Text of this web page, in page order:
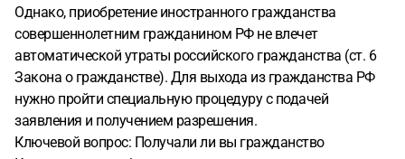
Однако, приобретение иностранного гражданства
совершеннолетним гражданином РФ не влечет
автоматической утраты российского гражданства (ст. 6
Закона о гражданстве). Для выхода из гражданства РФ
нужно пройти специальную процедуру с подачей
заявления и получением разрешения.
Ключевой вопрос: Получали ли вы гражданство